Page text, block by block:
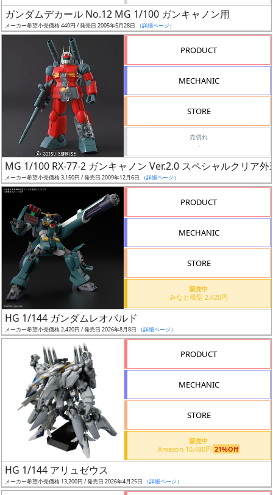
グ
レ
ル
シ
リ
ー
ズ・
況
売
ガンダムデカール No.12 MG 1/100 ガンキャノン用
メーカー希望小売価格 440円 / 発売日 2005年5月28日 （詳細ページ）
PRODUCT
MECHANIC
STORE
売切れ
-
MG 1/100 RX-77-2 ガンキャノン Ver.2.0 スペシャルクリア外
メーカー希望小売価格 3,150円 / 発売日 2009年12月6日 （詳細ページ）
PRODUCT
MECHANIC
STORE
販売中
みなと模型 2,420円
HG 1/144 ガンダムレオパルド
メーカー希望小売価格 2,420円 / 発売日 2026年8月8日 （詳細ページ）
PRODUCT
MECHANIC
STORE
販売中
Amazon 10,480円 21%Off
HG 1/144 アリュゼウス
メーカー希望小売価格 13,200円 / 発売日 2026年4月25日 （詳細ページ）